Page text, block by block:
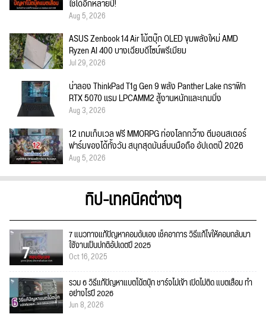
ใช้ได้อีกหลายปี!
Aug 5, 2026
ASUS Zenbook 14 Air โน้ตบุ๊ก OLED ขุมพลังใหม่ AMD
Ryzen AI 400 บางเฉียบดีไซน์พรีเมียม
Jul 29, 2026
น่าลอง ThinkPad T1g Gen 9 พลัง Panther Lake กราฟิก
RTX 5070 แรม LPCAMM2 สู้งานหนักและเกมมิ่ง
Aug 3, 2026
12 เกมเก็บเวล ฟรี MMORPG ท่องโลกกว้าง ตีมอนสเตอร์
ฟาร์มของได้ทั้งวัน สนุกสุดมันส์บนมือถือ อัปเดตปี 2026
Aug 5, 2026
ทิป-เทคนิคต่างๆ
7 แนวทางแก้ปัญหาคอมดับเอง เช็คอาการ วิธีแก้ไขให้คอมกลับมา
ใช้งานเป็นปกติอัปเดตปี 2025
Oct 16, 2025
รวม 6 วิธีแก้ปัญหาแบตโน้ตบุ๊ก ชาร์จไม่เข้า เปิดไม่ติด แบตเสื่อม ทำ
อย่างไรปี 2026
Jun 8, 2026